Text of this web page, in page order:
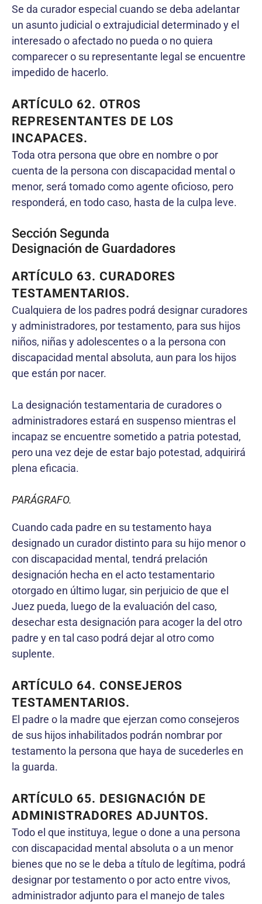
Se da curador especial cuando se deba adelantar
un asunto judicial o extrajudicial determinado y el
interesado o afectado no pueda o no quiera
comparecer o su representante legal se encuentre
impedido de hacerlo.
ARTÍCULO 62. OTROS
REPRESENTANTES DE LOS
INCAPACES.
Toda otra persona que obre en nombre o por
cuenta de la persona con discapacidad mental o
menor, será tomado como agente oficioso, pero
responderá, en todo caso, hasta de la culpa leve.
Sección Segunda
Designación de Guardadores
ARTÍCULO 63. CURADORES
TESTAMENTARIOS.
Cualquiera de los padres podrá designar curadores
y administradores, por testamento, para sus hijos
niños, niñas y adolescentes o a la persona con
discapacidad mental absoluta, aun para los hijos
que están por nacer.
La designación testamentaria de curadores o
administradores estará en suspenso mientras el
incapaz se encuentre sometido a patria potestad,
pero una vez deje de estar bajo potestad, adquirirá
plena eficacia.
PARÁGRAFO.
Cuando cada padre en su testamento haya
designado un curador distinto para su hijo menor o
con discapacidad mental, tendrá prelación
designación hecha en el acto testamentario
otorgado en último lugar, sin perjuicio de que el
Juez pueda, luego de la evaluación del caso,
desechar esta designación para acoger la del otro
padre y en tal caso podrá dejar al otro como
suplente.
ARTÍCULO 64. CONSEJEROS
TESTAMENTARIOS.
El padre o la madre que ejerzan como consejeros
de sus hijos inhabilitados podrán nombrar por
testamento la persona que haya de sucederles en
la guarda.
ARTÍCULO 65. DESIGNACIÓN DE
ADMINISTRADORES ADJUNTOS.
Todo el que instituya, legue o done a una persona
con discapacidad mental absoluta o a un menor
bienes que no se le deba a título de legítima, podrá
designar por testamento o por acto entre vivos,
administrador adjunto para el manejo de tales